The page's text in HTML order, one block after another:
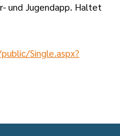
und Jugendapp. Haltet
Single.aspx?